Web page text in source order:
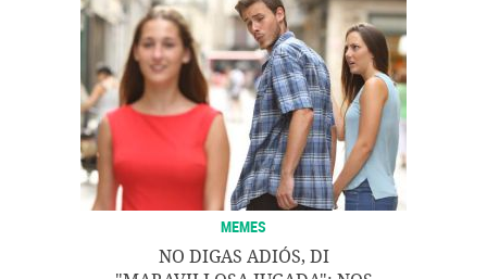
MEMES
NO DIGAS ADIÓS, DI